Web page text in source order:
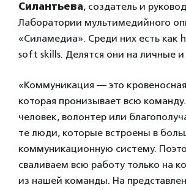
Силантьева, создатель и
Лаборатории мультимедийного
«Силамедиа». Среди них есть как
soft skills. Делятся они на личные
«Коммуникация — это
которая пронизывает всю
человек, волонтер или
те люди, которые встроены в
коммуникационную систему.
сваливаем всю работу только на
из нашей команды. На